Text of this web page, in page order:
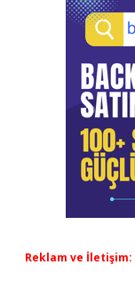
Reklam ve İletişim: